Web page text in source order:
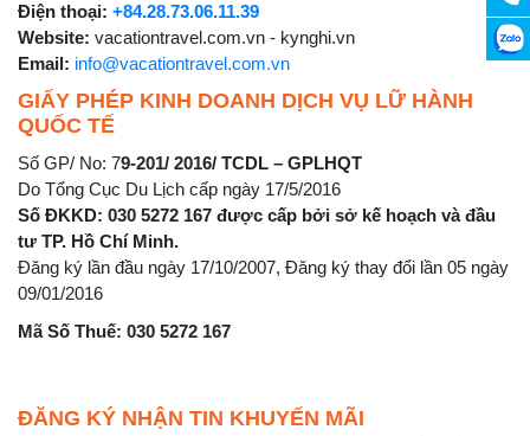
Điện thoại: +84.28.73.06.11.39
Website: vacationtravel.com.vn - kynghi.vn
Email: info@vacationtravel.com.vn
GIẤY PHÉP KINH DOANH DỊCH VỤ LỮ HÀNH
QUỐC TẾ
Số GP/ No: 79-201/ 2016/ TCDL – GPLHQT
Do Tổng Cục Du Lịch cấp ngày 17/5/2016
Số ĐKKD: 030 5272 167 được cấp bởi sở kế hoạch và đầu
tư TP. Hồ Chí Minh.
Đăng ký lần đầu ngày 17/10/2007, Đăng ký thay đổi lần 05 ngày
09/01/2016
Mã Số Thuế: 030 5272 167
ĐĂNG KÝ NHẬN TIN KHUYẾN MÃI